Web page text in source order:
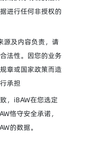
进行任何非授权的
源及内容负责，请
法性。因您的业务
章或国家政策而造
承担
，iBAW在您选定
恪守安全承诺，
的数据。